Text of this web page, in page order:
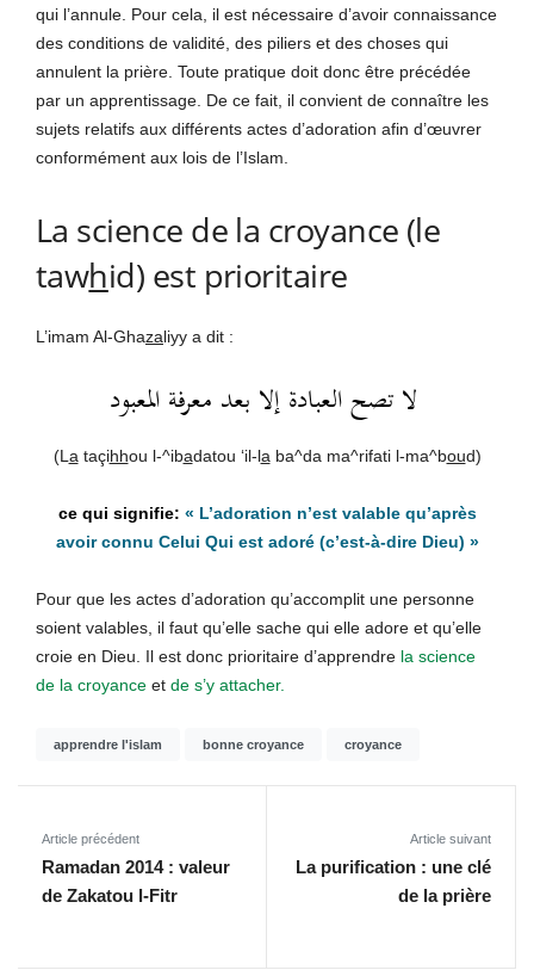
qui l’annule. Pour cela, il est nécessaire d’avoir connaissance
des conditions de validité, des piliers et des choses qui
annulent la prière. Toute pratique doit donc être précédée
par un apprentissage. De ce fait, il convient de connaître les
sujets relatifs aux différents actes d’adoration afin d’œuvrer
conformément aux lois de l’Islam.
La science de la croyance (le
tawhid) est prioritaire
L’imam Al-Ghazaliyy a dit :
لا تصح العبادة إلا بعد معرفة المعبود
(L a taçihhou l-^ibadatou ‘il-la ba^da ma^rifati l-ma^boud)
« L’adoration n’est valable qu’après
avoir connu Celui Qui est adoré (c’est-à-dire Dieu) »
Pour que les actes d’adoration qu’accomplit une personne
soient valables, il faut qu’elle sache qui elle adore et qu’elle
croie en Dieu. Il est donc prioritaire d’apprendre la science
de la croyance et de s’y attacher.
apprendre l'islam bonne croyance croyance
Article précédent
Ramadan 2014 : valeur
de Zakatou l-Fitr
Article suivant
La purification : une clé
de la prière